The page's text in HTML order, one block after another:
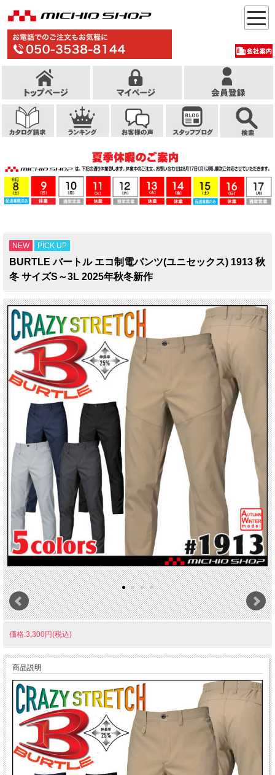
NEW PICK UP
BURTLE バートル エコ制電パンツ(ユニセックス) 1913 秋
冬 サイズS～3L 2025年秋冬新作
価格:3,300円(税込)
商品説明